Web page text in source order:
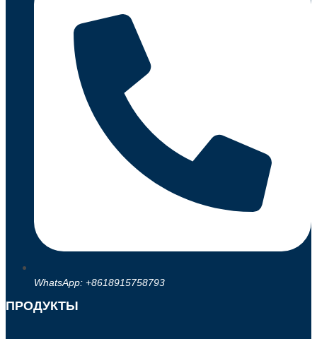
WhatsApp: +8618915758793
ПРОДУКТЫ